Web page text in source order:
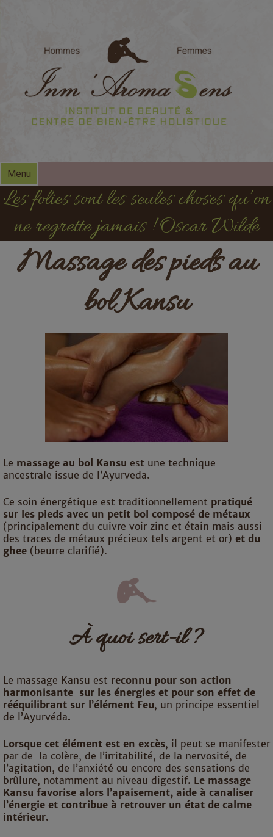
Menu
Les folies sont les seules choses qu’on
ne regrette jamais ! Oscar Wilde
Massage des pieds au
bol Kansu
Le massage au bol Kansu est une technique
ancestrale issue de l’Ayurveda.
Ce soin énergétique est traditionnellement pratiqué
sur les pieds avec un petit bol composé de métaux
(principalement du cuivre voir zinc et étain mais aussi
des traces de métaux précieux tels argent et or) et du
ghee (beurre clarifié).
À quoi sert-il ?
Le massage Kansu est reconnu pour son action
harmonisante sur les énergies et pour son effet de
rééquilibrant sur l’élément Feu, un principe essentiel
de l’Ayurvéda.
Lorsque cet élément est en excès, il peut se manifester
par de la colère, de l’irritabilité, de la nervosité, de
l’agitation, de l’anxiété ou encore des sensations de
brûlure, notamment au niveau digestif. Le massage
Kansu favorise alors l’apaisement, aide à canaliser
l’énergie et contribue à retrouver un état de calme
intérieur.